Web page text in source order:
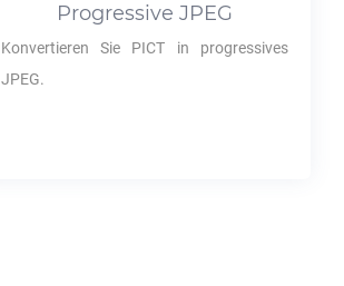
Progressive JPEG
Konvertieren Sie PICT in progressives
JPEG.